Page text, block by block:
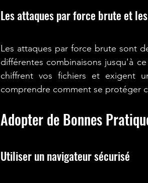
Les attaques par force brute et
Les attaques par force brute sont
différentes combinaisons jusqu'à
chiffrent vos fichiers et exigent
comprendre comment se protéger
Adopter de Bonnes
Utiliser un navigateur sécurisé